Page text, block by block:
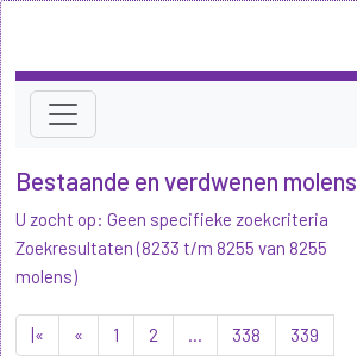
Bestaande en verdwenen molens
U zocht op: Geen specifieke zoekcriteria
Zoekresultaten (8233 t/m 8255 van 8255
molens)
|« « 1 2 ... 338
339